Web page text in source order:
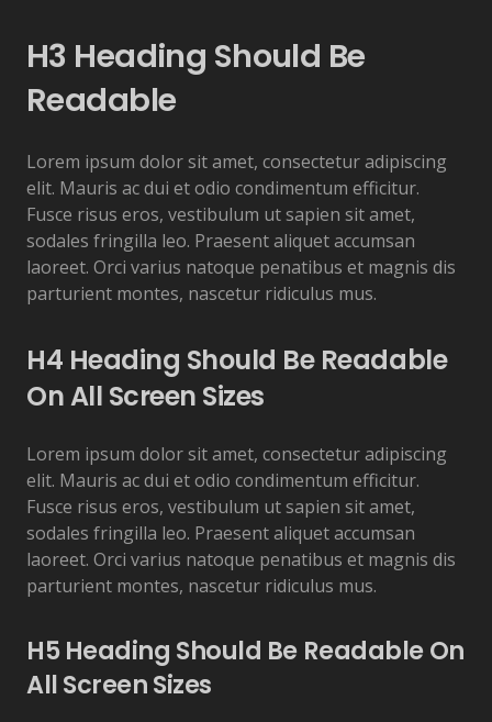
H3 Heading Should Be
Readable
Lorem ipsum dolor sit amet, consectetur adipiscing
elit. Mauris ac dui et odio condimentum efficitur.
Fusce risus eros, vestibulum ut sapien sit amet,
sodales fringilla leo. Praesent aliquet accumsan
laoreet. Orci varius natoque penatibus et magnis dis
parturient montes, nascetur ridiculus mus.
H4 Heading Should Be Readable
On All Screen Sizes
Lorem ipsum dolor sit amet, consectetur adipiscing
elit. Mauris ac dui et odio condimentum efficitur.
Fusce risus eros, vestibulum ut sapien sit amet,
sodales fringilla leo. Praesent aliquet accumsan
laoreet. Orci varius natoque penatibus et magnis dis
parturient montes, nascetur ridiculus mus.
H5 Heading Should Be Readable On
All Screen Sizes